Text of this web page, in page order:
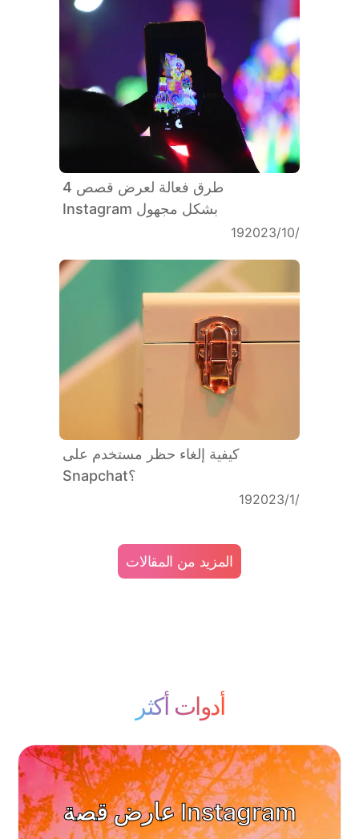
4 طرق فعالة لعرض قصص
Instagram بشكل مجهول
19‏/10‏/2023
كيفية إلغاء حظر مستخدم على
Snapchat؟
19‏/1‏/2023
المزيد من المقالات
أدوات أكثر
عارض قصة Instagram